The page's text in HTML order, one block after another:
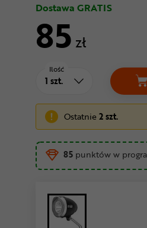
Dostawa GRATIS
85 zł
Ilość
Ostatnie2 szt.
85 punktów w